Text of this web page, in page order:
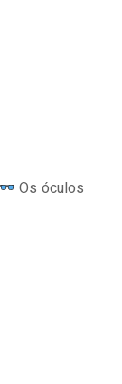
Os óculos